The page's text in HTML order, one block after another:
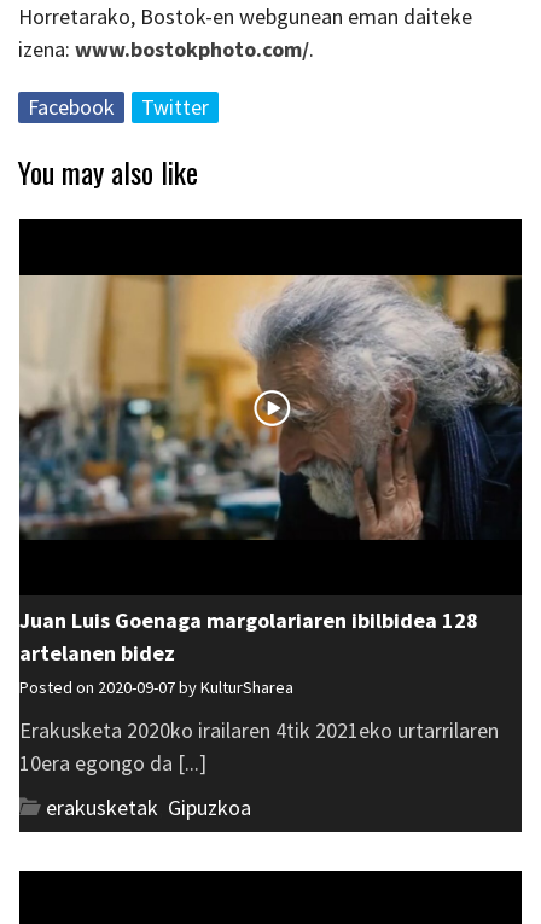
Horretarako, Bostok-en webgunean eman daiteke
izena: www.bostokphoto.com/.
Facebook Twitter
You may also like
Juan Luis Goenaga margolariaren ibilbidea 128
artelanen bidez
Posted on 2020-09-07 byKulturSharea
Erakusketa 2020ko irailaren 4tik 2021eko urtarrilaren
10era egongo da [...]
erakusketak Gipuzkoa